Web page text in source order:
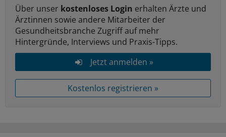
Über unser kostenloses Login erhalten Ärzte und
Ärztinnen sowie andere Mitarbeiter der
Gesundheitsbranche Zugriff auf mehr
Hintergründe, Interviews und Praxis-Tipps.
Jetzt anmelden »
Kostenlos registrieren »